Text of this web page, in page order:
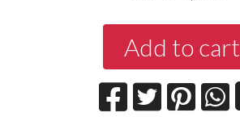
Add to cart